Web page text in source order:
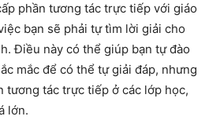
phần tương tác trực tiếp với giáo
bạn sẽ phải tự tìm lời giải cho
Điều này có thể giúp bạn tự đào
mắc để có thể tự giải đáp, nhưng
tương tác trực tiếp ở các lớp học,
lớn.